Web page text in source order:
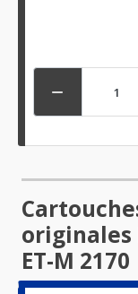

originales
ET-M 2170